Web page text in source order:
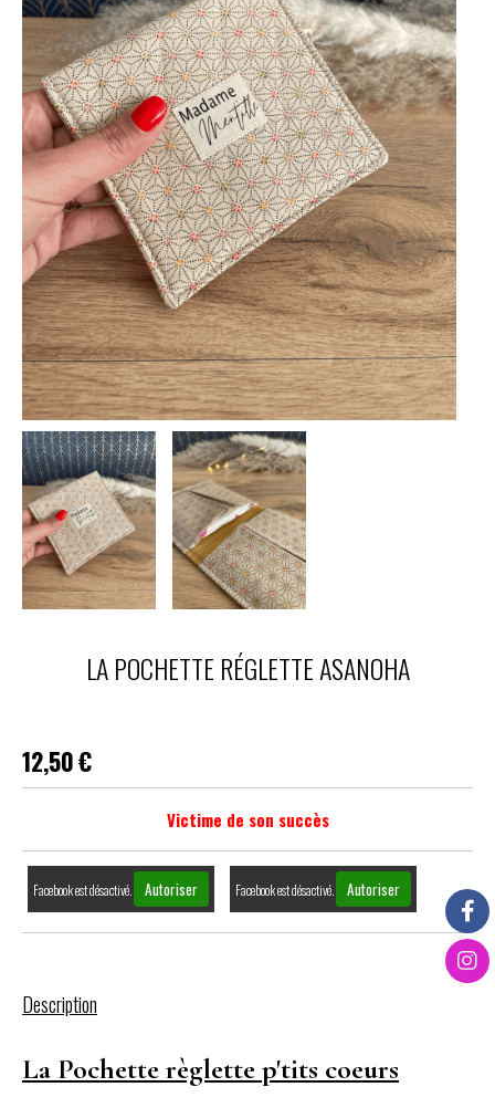
LA POCHETTE RÉGLETTE ASANOHA
12,50€
Victime de son succès
Facebook est désactivé. Autoriser Facebook est désactivé. Autoriser
Description
La Pochette règlette p'tits coeurs